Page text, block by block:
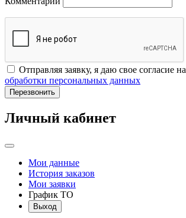
Отправляя заявку, я даю свое согласие на
обработки персональных данных
Перезвонить
Личный кабинет
Мои данные
История заказов
Мои заявки
График ТО
Выход